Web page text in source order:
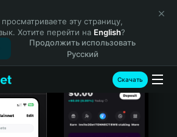
эту страницу,
Хотите перейти на English?
Продолжить использовать
Русский
Скачать